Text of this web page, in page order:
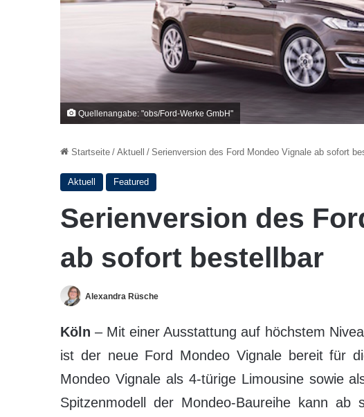
Quellenangabe: "obs/Ford-Werke GmbH"
Startseite / Aktuell / Serienversion des Ford Mondeo Vignale ab sofort
Aktuell Featured
Serienversion des
ab sofort bestellbar
Alexandra Rüsche
Köln – Mit einer Ausstattung auf höchstem
ist der neue Ford Mondeo Vignale bereit für
Mondeo Vignale als 4-türige Limousine sowie
Spitzenmodell der Mondeo-Baureihe kann ab